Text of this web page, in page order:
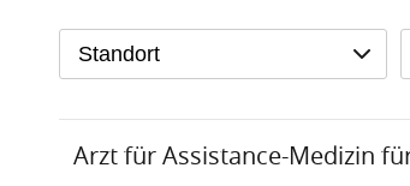
Standort
Arzt für Assistance-Medizin